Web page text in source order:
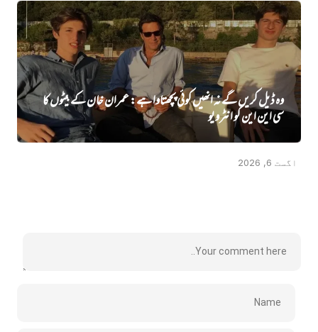
وہ ڈیل کریں گے نہ انھیں کوئی پچھتاوا ہے: عمران خان کے بیٹوں کا
سی این این کو انٹرویو
اگست 6, 2026